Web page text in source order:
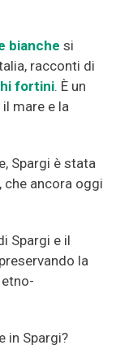
bianche si
racconti di
fortini. È un
mare e la
Spargi è stata
che ancora oggi
Spargi e il
la
in Spargi?